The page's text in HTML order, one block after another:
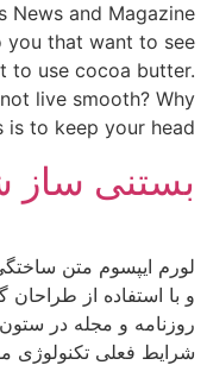
News and Magazine
you that want to see
to use cocoa butter.
live smooth? Why
to keep your head […]
بستنی ساز
لورم ایپسوم متن
و با استفاده از
روزنامه و مجله در
شرایط فعلی تکنولوژی